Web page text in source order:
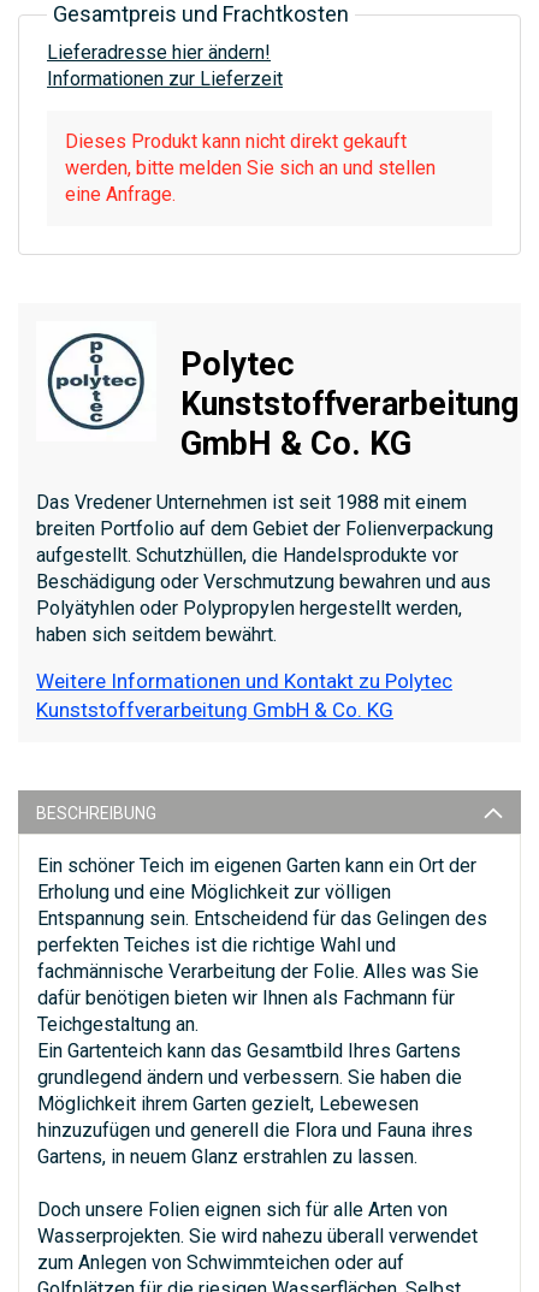
Gesamtpreis und Frachtkosten
Lieferadresse hier ändern!
Informationen zur Lieferzeit
Dieses Produkt kann nicht direkt gekauft
werden, bitte melden Sie sich an und stellen
eine Anfrage.
Polytec
Kunststoffverarbeitung
GmbH & Co. KG
Das Vredener Unternehmen ist seit 1988 mit einem
breiten Portfolio auf dem Gebiet der Folienverpackung
aufgestellt. Schutzhüllen, die Handelsprodukte vor
Beschädigung oder Verschmutzung bewahren und aus
Polyätyhlen oder Polypropylen hergestellt werden,
haben sich seitdem bewährt.
Weitere Informationen und Kontakt zu Polytec
Kunststoffverarbeitung GmbH & Co. KG
BESCHREIBUNG
Ein schöner Teich im eigenen Garten kann ein Ort der
Erholung und eine Möglichkeit zur völligen
Entspannung sein. Entscheidend für das Gelingen des
perfekten Teiches ist die richtige Wahl und
fachmännische Verarbeitung der Folie. Alles was Sie
dafür benötigen bieten wir Ihnen als Fachmann für
Teichgestaltung an.
Ein Gartenteich kann das Gesamtbild Ihres Gartens
grundlegend ändern und verbessern. Sie haben die
Möglichkeit ihrem Garten gezielt, Lebewesen
hinzuzufügen und generell die Flora und Fauna ihres
Gartens, in neuem Glanz erstrahlen zu lassen.
Doch unsere Folien eignen sich für alle Arten von
Wasserprojekten. Sie wird nahezu überall verwendet
zum Anlegen von Schwimmteichen oder auf